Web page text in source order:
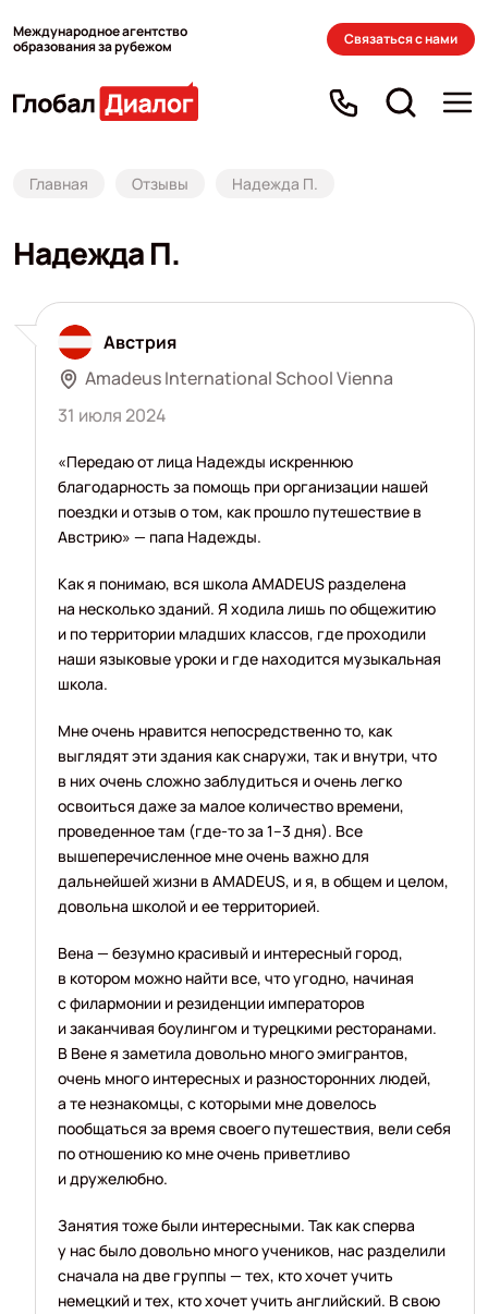
Международное агентство
образования за рубежом
Связаться с нами
Главная Отзывы Надежда П.
Надежда П.
Австрия
Amadeus International School Vienna
31 июля 2024
«Передаю от лица Надежды искреннюю
благодарность за помощь при организации нашей
поездки и отзыв о том, как прошло путешествие в
Австрию» — папа Надежды.
Как я понимаю, вся школа AMADEUS разделена
на несколько зданий. Я ходила лишь по общежитию
и по территории младших классов, где проходили
наши языковые уроки и где находится музыкальная
школа.
Мне очень нравится непосредственно то, как
выглядят эти здания как снаружи, так и внутри, что
в них очень сложно заблудиться и очень легко
освоиться даже за малое количество времени,
проведенное там (где-то за 1–3 дня). Все
вышеперечисленное мне очень важно для
дальнейшей жизни в AMADEUS, и я, в общем и целом,
довольна школой и ее территорией.
Вена — безумно красивый и интересный город,
в котором можно найти все, что угодно, начиная
с филармонии и резиденции императоров
и заканчивая боулингом и турецкими ресторанами.
В Вене я заметила довольно много эмигрантов,
очень много интересных и разносторонних людей,
а те незнакомцы, с которыми мне довелось
пообщаться за время своего путешествия, вели себя
по отношению ко мне очень приветливо
и дружелюбно.
Занятия тоже были интересными. Так как сперва
у нас было довольно много учеников, нас разделили
сначала на две группы — тех, кто хочет учить
немецкий и тех, кто хочет учить английский. В свою